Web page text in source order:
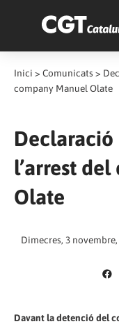
Inici > Comunicats >
company Manuel Olate
l’arrest
Olate
Dimecres, 3 novembre,
Davant la detenció del